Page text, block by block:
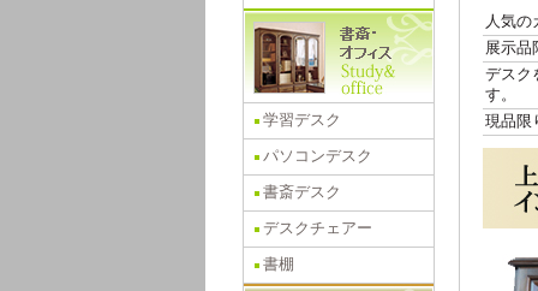
学習デスク
パソコンデスク
書斎デスク
デスクチェアー
書棚
人気の
展示品
デスク
す。
現品限